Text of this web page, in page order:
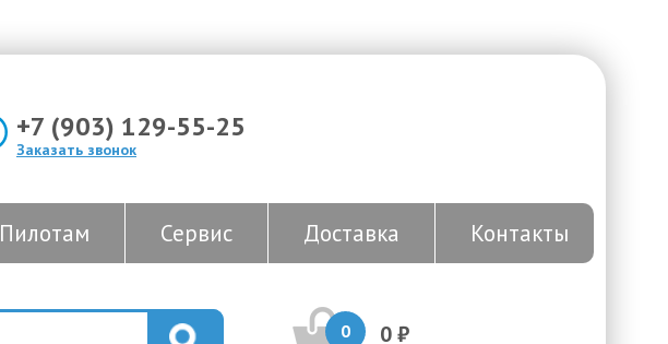
+7 (903) 129-55-25
Заказать звонок
Пилотам Сервис Доставка Контакты
0
0 ₽